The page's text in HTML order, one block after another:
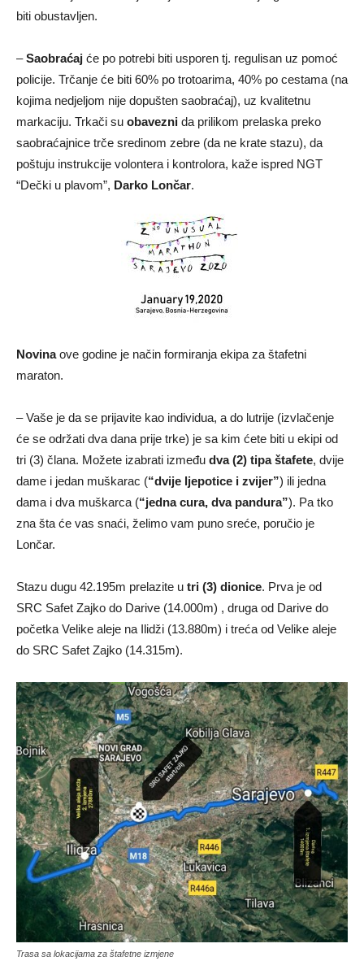
biti obustavljen.
–Saobraćaj će po potrebi biti usporen tj. regulisan uz pomoć
policije. Trčanje će biti 60% po trotoarima, 40% po cestama (na
kojima nedjeljom nije dopušten saobraćaj), uz kvalitetnu
markaciju. Trkači su obavezni da prilikom prelaska preko
saobraćajnice trče sredinom zebre (da ne krate stazu), da
poštuju instrukcije volontera i kontrolora, kaže ispred NGT
“Dečki u plavom”, Darko Lončar.
Novinaove godine je način formiranja ekipa za štafetni
maraton.
– Vaše je da se prijavite kao individua, a do lutrije (izvlačenje
će se održati dva dana prije trke) je sa kim ćete biti u ekipi od
tri (3) člana. Možete izabrati između dva (2) tipa štafete, dvije
dame i jedan muškarac (“dvije ljepotice i zvijer”) ili jedna
dama i dva muškarca (“jedna cura, dva pandura”). Pa tko
zna šta će vas snaći, želimo vam puno sreće, poručio je
Lončar.
Stazu dugu 42.195m prelazite u tri (3) dionice. Prva je od
SRC Safet Zajko do Darive (14.000m) , druga od Darive do
početka Velike aleje na Ilidži (13.880m) i treća od Velike aleje
do SRC Safet Zajko (14.315m).
Trasa sa lokacijama za štafetne izmjene